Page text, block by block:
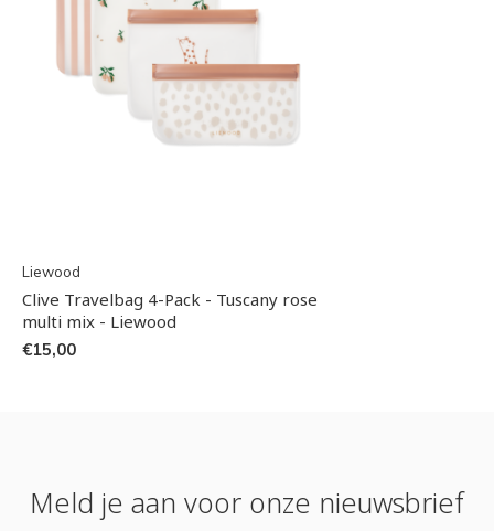
Liewood
Clive Travelbag 4-Pack - Tuscany rose
multi mix - Liewood
€15,00
Meld je aan voor onze nieuwsbrief